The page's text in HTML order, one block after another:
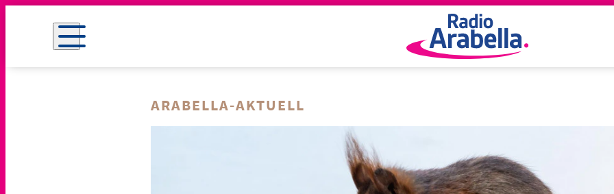
ARABELLA-AKTUELL